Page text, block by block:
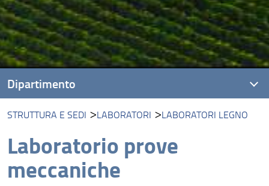
STRUTTURA E SEDI LABORATORI LABORATORI LEGNO
Laboratorio prove
meccaniche
Dipartimento
Presentazione
Missione
Visione